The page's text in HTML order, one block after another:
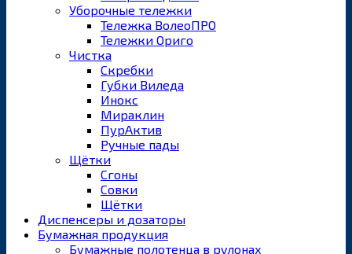
Уборочные тележки
Тележка ВолеоПРО
Тележки Ориго
Чистка
Скребки
Губки Виледа
Инокс
Мираклин
ПурАктив
Ручные пады
Щётки
Сгоны
Совки
Щётки
Диспенсеры и дозаторы
Бумажная продукция
Бумажные полотенца в рулонах